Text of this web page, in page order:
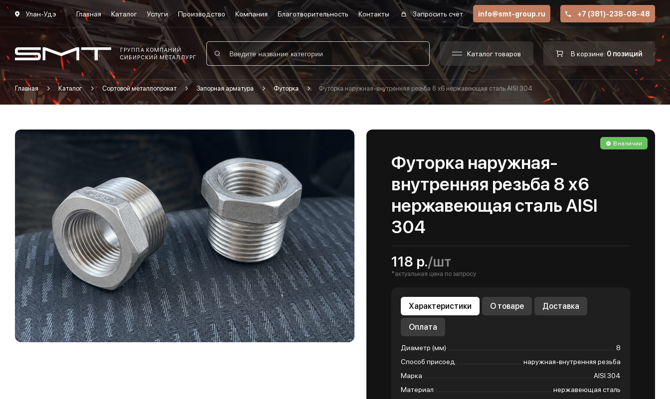
Улан-Удэ Главная Каталог Услуги Производство Компания Благотворительность Контакты Запросить счёт info@smt-group.ru +7 (381)-238-08-48
ГРУППА КОМПАНИЙ
СИБИРСКИЙ МЕТАЛЛУРГ
Каталог товаров В корзине: 0 позиций
Главная Каталог Сортовой металлопрокат Запорная арматура Футорка Футорка наружная-внутренняя резьба 8 х6 нержавеющая сталь AISI 304
В наличии
Футорка наружная-
внутренняя резьба 8 х6
нержавеющая сталь AISI
304
118 р./шт
*актуальная цена по запросу
Характеристики О товаре Доставка
Оплата
Диаметр (мм)
8
Способ присоед.
наружная-внутренняя резьба
Марка
AISI 304
Материал
нержавеющая сталь